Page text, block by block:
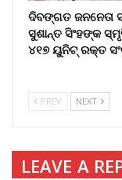
ଦିବଙ୍ଗତ ଜନନେତା
ସୁଶାନ୍ତ ସିଂହଙ୍କ
୪୧୭ ୟୁନିଟ୍ ରକ୍ତ
PREV NEXT
LEAVE A